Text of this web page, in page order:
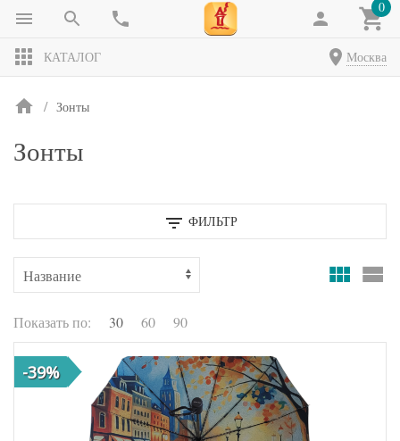
0
КАТАЛОГ Москва
Зонты
Зонты
ФИЛЬТР
Показать по: 30 60 90
-39%